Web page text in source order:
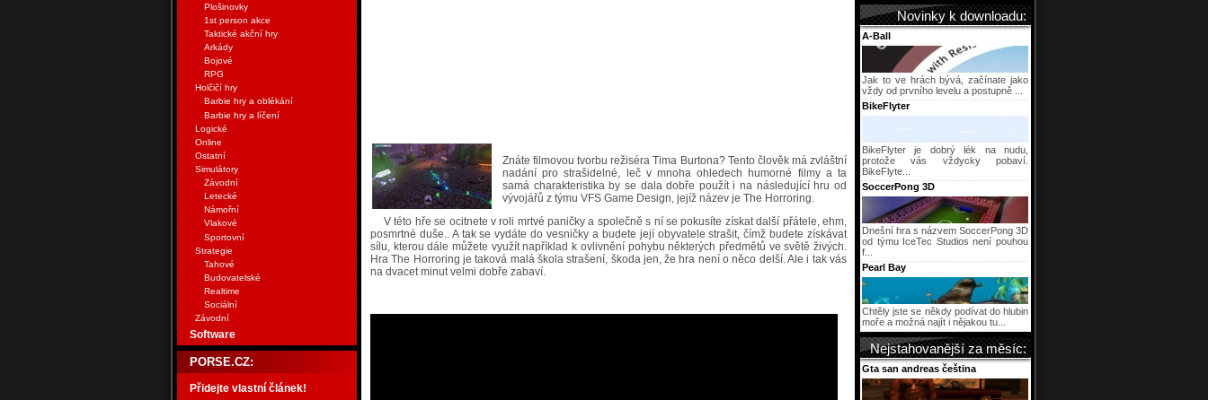
Znáte filmovou tvorbu režiséra Tima Burtona? Tento člověk má zvláštní
nadání pro strašidelné, leč v mnoha ohledech humorné filmy a ta
samá charakteristika by se dala dobře použít i na následující hru od
vývojářů z týmu VFS Game Design, jejíž název je The Horroring.
V této hře se ocitnete v roli mrtvé paničky a společně s ní se pokusíte získat další přátele, ehm,
posmrtné duše.. A tak se vydáte do vesničky a budete její obyvatele strašit, čímž budete získávat
sílu, kterou dále můžete využít například k ovlivnění pohybu některých předmětů ve světě živých.
Hra The Horroring je taková malá škola strašení, škoda jen, že hra není o něco delší. Ale i tak vás
na dvacet minut velmi dobře zabaví.
Plošinovky
1st person akce
Taktické akční hry
Arkády
Bojové
RPG
Holčičí hry
Barbie hry a oblékání
Barbie hry a líčení
Logické
Online
Ostatní
Simulátory
Závodní
Letecké
Námořní
Vlakové
Sportovní
Strategie
Tahové
Budovatelské
Realtime
Sociální
Závodní
Software
PORSE.CZ:
Přidejte vlastní článek!
Novinky k downloadu:
A-Ball
Jak to ve hrách bývá, začínate jako
vždy od prvního levelu a postupně ...
BikeFlyter
BikeFlyter je dobrý lék na nudu,
protože vás vždycky pobaví.
BikeFlyte...
SoccerPong 3D
Dnešní hra s názvem SoccerPong 3D
od týmu IceTec Studios není pouhou
f...
Pearl Bay
Chtěly jste se někdy podívat do hlubin
moře a možná najít i nějakou tu...
Nejstahovanější za měsíc:
Gta san andreas čeština